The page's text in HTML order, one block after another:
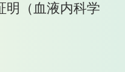
明（血液内科学